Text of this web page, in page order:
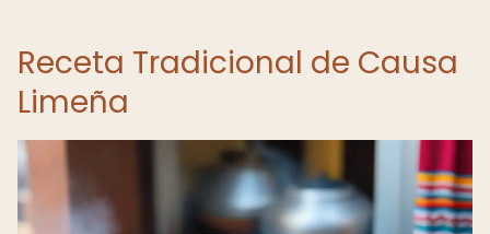
Receta Tradicional de Causa
Limeña